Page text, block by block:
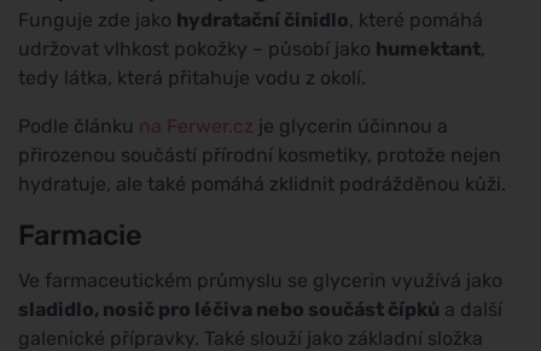
Funguje zde jako hydratační činidlo, které pomáhá
udržovat vlhkost pokožky – působí jako humektant,
tedy látka, která přitahuje vodu z okolí.
Podle článku na Ferwer.cz je glycerin účinnou a
přirozenou součástí přírodní kosmetiky, protože nejen
hydratuje, ale také pomáhá zklidnit podrážděnou kůži.
Farmacie
Ve farmaceutickém průmyslu se glycerin využívá jako
sladidlo, nosič pro léčiva nebo součást čípků a další
galenické přípravky. Také slouží jako základní složka